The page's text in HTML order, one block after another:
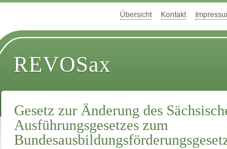
Übersicht Kontakt
REVOSax
Gesetz zur Änderung des
Ausführungsgesetzes zum